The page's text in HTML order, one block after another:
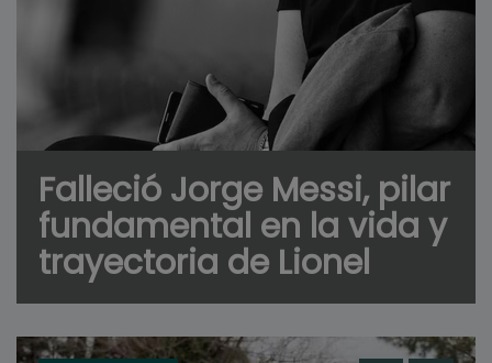
Falleció Jorge Messi, pilar
fundamental en la vida y
trayectoria de Lionel